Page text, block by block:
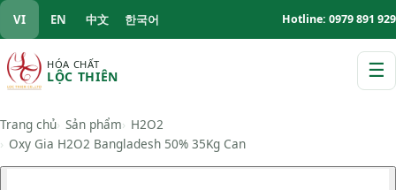
VI EN 中文 한국어 Hotline: 0979 891 929
HÓA CHẤT
LỘC THIÊN ☰
Trang chủ Sản phẩm
H2O2
Oxy Gia H2O2 Bangladesh 50% 35Kg Can